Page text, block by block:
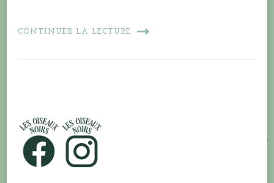
CONTINUER LA LECTURE